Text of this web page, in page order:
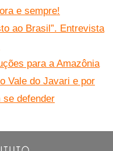
e sempre!
ao Brasil”. Entrevista
para a Amazônia
Vale do Javari e por
se defender